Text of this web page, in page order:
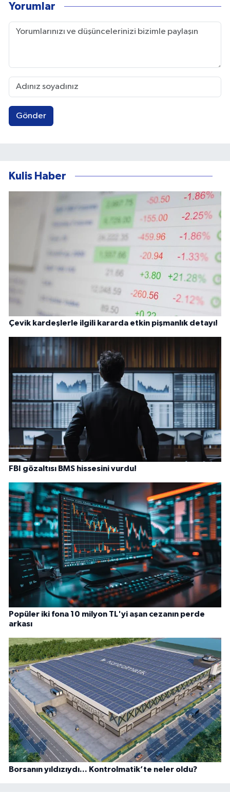
Yorumlar
Gönder
Kulis Haber
Çevik kardeşlerle ilgili kararda etkin pişmanlık detayı!
FBI gözaltısı BMS hissesini vurdu!
Popüler iki fona 10 milyon TL'yi aşan cezanın perde
arkası
Borsanın yıldızıydı... Kontrolmatik’te neler oldu?